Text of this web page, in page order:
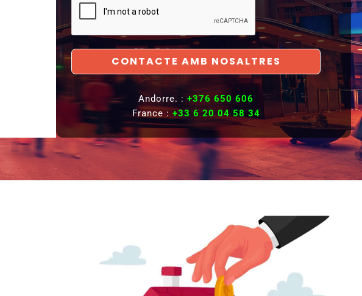
CONTACTE AMB NOSALTRES
Andorre. :+376 650 606
France :+33 6 20 04 58 34